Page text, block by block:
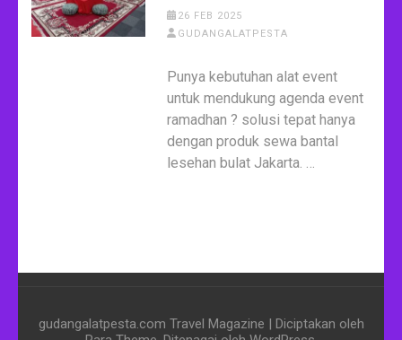
26 FEB 2025
GUDANGALATPESTA
Punya kebutuhan alat event
untuk mendukung agenda event
ramadhan ? solusi tepat hanya
dengan produk sewa bantal
lesehan bulat Jakarta. …
gudangalatpesta.com Travel Magazine | Diciptakan oleh